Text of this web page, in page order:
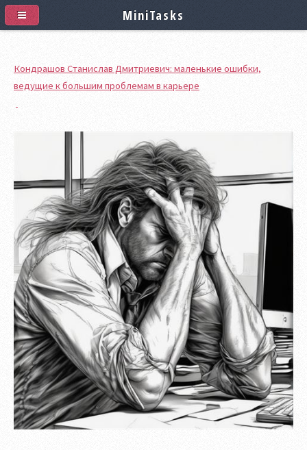
Кондрашов Станислав Дмитриевич: маленькие ошибки,
ведущие к большим проблемам в карьере
MiniTasks